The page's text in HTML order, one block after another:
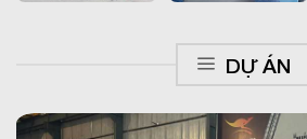
DỰ ÁN